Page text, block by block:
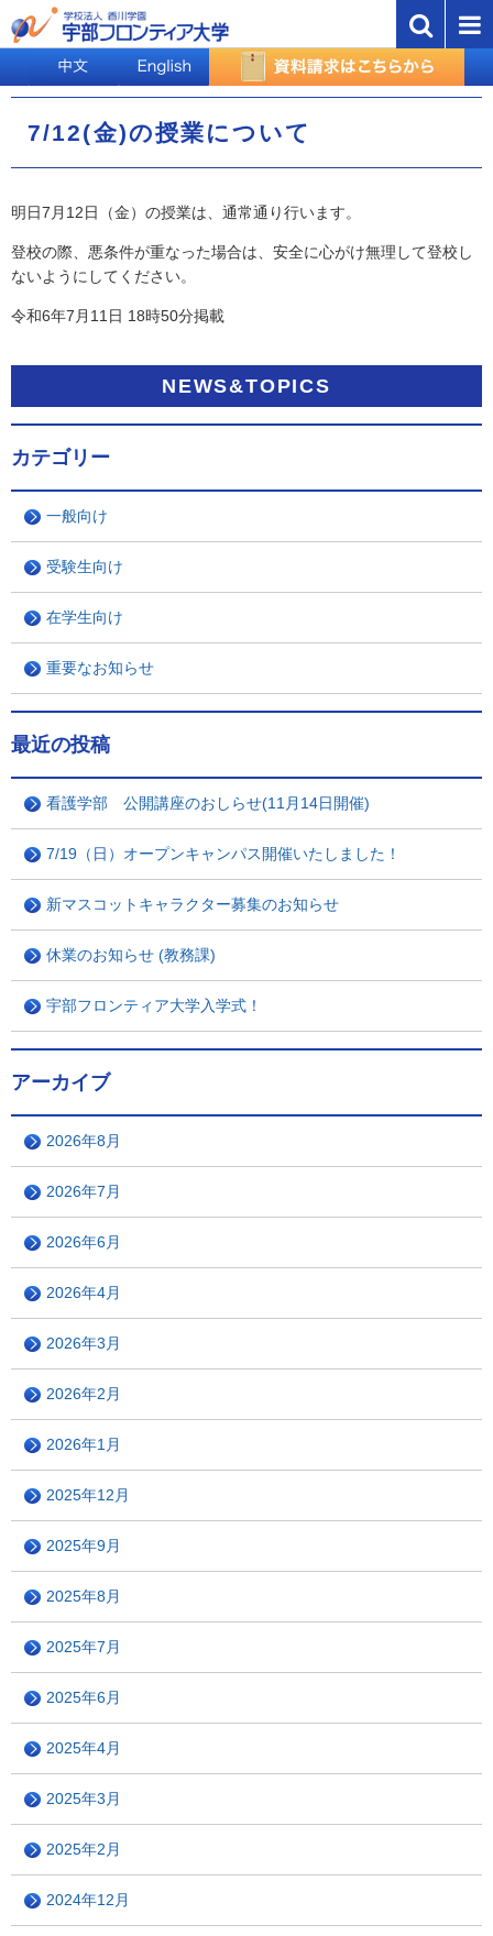
7/12(金)の授業について
明日7月12日（金）の授業は、通常通り行います。
登校の際、悪条件が重なった場合は、安全に心がけ無理して登校し
ないようにしてください。
令和6年7月11日 18時50分掲載
NEWS&TOPICS
カテゴリー
一般向け
受験生向け
在学生向け
重要なお知らせ
最近の投稿
看護学部 公開講座のおしらせ(11月14日開催)
7/19（日）オープンキャンパス開催いたしました！
新マスコットキャラクター募集のお知らせ
休業のお知らせ (教務課)
宇部フロンティア大学入学式！
アーカイブ
2026年8月
2026年7月
2026年6月
2026年4月
2026年3月
2026年2月
2026年1月
2025年12月
2025年9月
2025年8月
2025年7月
2025年6月
2025年4月
2025年3月
2025年2月
2024年12月